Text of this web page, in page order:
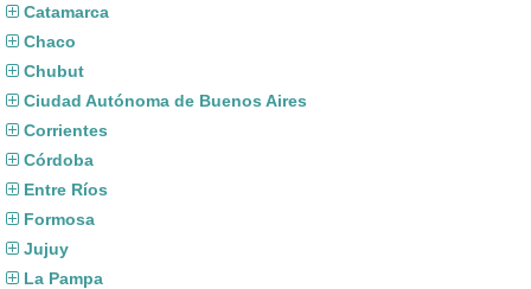
Catamarca
Chaco
Chubut
Ciudad Autónoma de Buenos Aires
Corrientes
Córdoba
Entre Ríos
Formosa
Jujuy
La Pampa